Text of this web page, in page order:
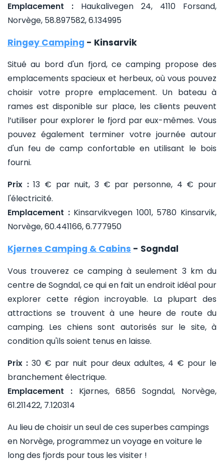
Emplacement : Haukalivegen 24, 4110 Forsand,
Norvège, 58.897582, 6.134995
Ringøy Camping - Kinsarvik
Situé au bord d'un fjord, ce camping propose des
emplacements spacieux et herbeux, où vous pouvez
choisir votre propre emplacement. Un bateau à
rames est disponible sur place, les clients peuvent
l’utiliser pour explorer le fjord par eux-mêmes. Vous
pouvez également terminer votre journée autour
d'un feu de camp confortable en utilisant le bois
fourni.
Prix :13 € par nuit, 3 € par personne, 4 € pour
l'électricité.
Emplacement :Kinsarvikvegen 1001, 5780 Kinsarvik,
Norvège, 60.441166, 6.777950
Kjørnes Camping & Cabins - Sogndal
Vous trouverez ce camping à seulement 3 km du
centre de Sogndal, ce qui en fait un endroit idéal pour
explorer cette région incroyable. La plupart des
attractions se trouvent à une heure de route du
camping. Les chiens sont autorisés sur le site, à
condition qu'ils soient tenus en laisse.
Prix :30 € par nuit pour deux adultes, 4 € pour le
branchement électrique.
Emplacement :Kjørnes, 6856 Sogndal, Norvège,
61.211422, 7.120314
Au lieu de choisir un seul de ces superbes campings
en Norvège, programmez un voyage en voiture le
long des fjords pour tous les visiter !